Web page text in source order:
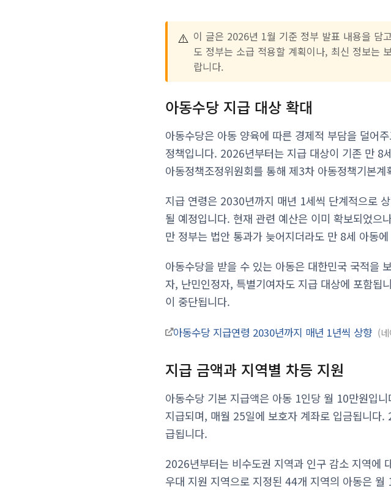
⚠️ 이 글은 2026년 1월 기준 정부 발표 내용을 담
도 정부는 소급 적용할 계획이나, 최신 정보는
랍니다.
아동수당 지급 대상 확대
아동수당은 아동 양육에 따른 경제적 부담을 덜어
정책입니다. 2026년부터는 지급 대상이 기존 만
아동정책조정위원회를 통해 제3차 아동정책기본
지급 연령은 2030년까지 매년 1세씩 단계적으로
될 예정입니다. 현재 관련 예산은 이미 확보되었으
만 정부는 법안 통과가 늦어지더라도 만 8세 아동
아동수당을 받을 수 있는 아동은 대한민국 국적을
자, 난민인정자, 특별기여자도 지급 대상에 포함
이 중단됩니다.
아동수당 지급연령 2030년까지 매년 1년씩 상향
지급 금액과 지역별 차등 지원
아동수당 기본 지급액은 아동 1인당 월 10만원입
지급되며, 매월 25일에 보호자 계좌로 입금됩니다
급됩니다.
2026년부터는 비수도권 지역과 인구 감소 지역에
우대 지원 지역으로 지정된 44개 지역의 아동은